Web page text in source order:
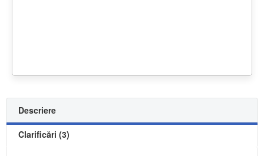
Descriere
Clarificări (3)